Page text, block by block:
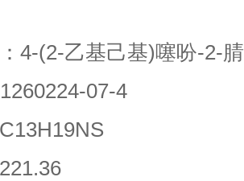
4-(2-乙基己基)噻吩-2-腈
1260224-07-4
C13H19NS
221.36